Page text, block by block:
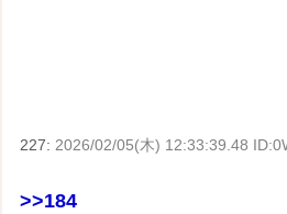
227: 2026/02/05(木) 12:33:39.48
>>184